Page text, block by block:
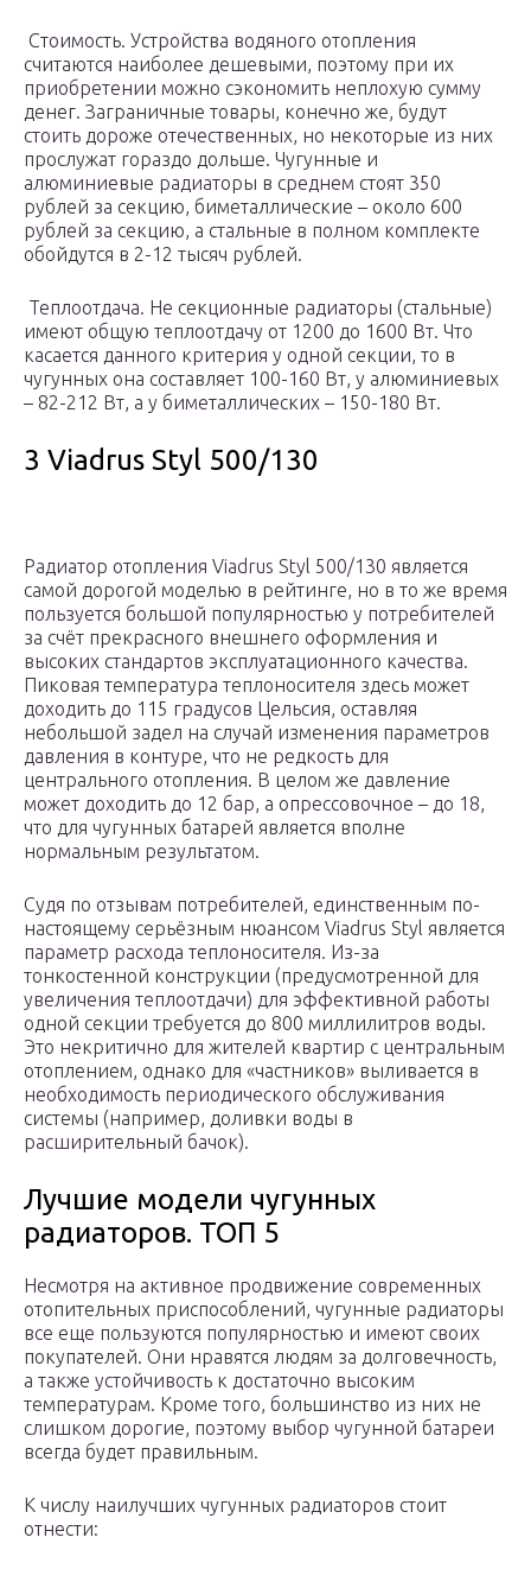
Стоимость. Устройства водяного отопления
считаются наиболее дешевыми, поэтому при их
приобретении можно сэкономить неплохую сумму
денег. Заграничные товары, конечно же, будут
стоить дороже отечественных, но некоторые из них
прослужат гораздо дольше. Чугунные и
алюминиевые радиаторы в среднем стоят 350
рублей за секцию, биметаллические – около 600
рублей за секцию, а стальные в полном комплекте
обойдутся в 2-12 тысяч рублей.
Теплоотдача. Не секционные радиаторы (стальные)
имеют общую теплоотдачу от 1200 до 1600 Вт. Что
касается данного критерия у одной секции, то в
чугунных она составляет 100-160 Вт, у алюминиевых
– 82-212 Вт, а у биметаллических – 150-180 Вт.
3 Viadrus Styl 500/130
Радиатор отопления Viadrus Styl 500/130 является
самой дорогой моделью в рейтинге, но в то же время
пользуется большой популярностью у потребителей
за счёт прекрасного внешнего оформления и
высоких стандартов эксплуатационного качества.
Пиковая температура теплоносителя здесь может
доходить до 115 градусов Цельсия, оставляя
небольшой задел на случай изменения параметров
давления в контуре, что не редкость для
центрального отопления. В целом же давление
может доходить до 12 бар, а опрессовочное – до 18,
что для чугунных батарей является вполне
нормальным результатом.
Судя по отзывам потребителей, единственным по-
настоящему серьёзным нюансом Viadrus Styl является
параметр расхода теплоносителя. Из-за
тонкостенной конструкции (предусмотренной для
увеличения теплоотдачи) для эффективной работы
одной секции требуется до 800 миллилитров воды.
Это некритично для жителей квартир с центральным
отоплением, однако для «частников» выливается в
необходимость периодического обслуживания
системы (например, доливки воды в
расширительный бачок).
Лучшие модели чугунных
радиаторов. ТОП 5
Несмотря на активное продвижение современных
отопительных приспособлений, чугунные радиаторы
все еще пользуются популярностью и имеют своих
покупателей. Они нравятся людям за долговечность,
а также устойчивость к достаточно высоким
температурам. Кроме того, большинство из них не
слишком дорогие, поэтому выбор чугунной батареи
всегда будет правильным.
К числу наилучших чугунных радиаторов стоит
отнести: